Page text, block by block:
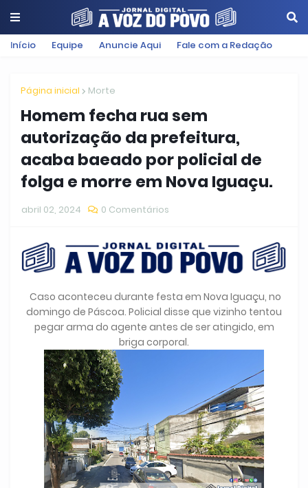
Início Equipe Anuncie Aqui Fale com a Redação
Página inicial Morte
Homem fecha rua sem
autorização da prefeitura,
acaba baeado por policial de
folga e morre em Nova Iguaçu.
abril 02, 2024 0 Comentários
Caso aconteceu durante festa em Nova Iguaçu, no
domingo de Páscoa. Policial disse que vizinho tentou
pegar arma do agente antes de ser atingido, em
briga corporal.